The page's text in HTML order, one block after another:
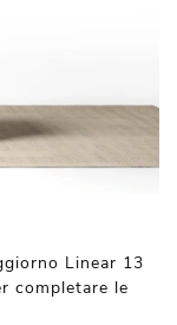
Linear 13
completare le